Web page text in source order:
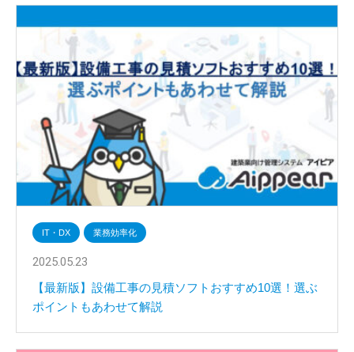
IT・DX 業務効率化
2025.05.23
【最新版】設備工事の見積ソフトおすすめ10選！選ぶ
ポイントもあわせて解説